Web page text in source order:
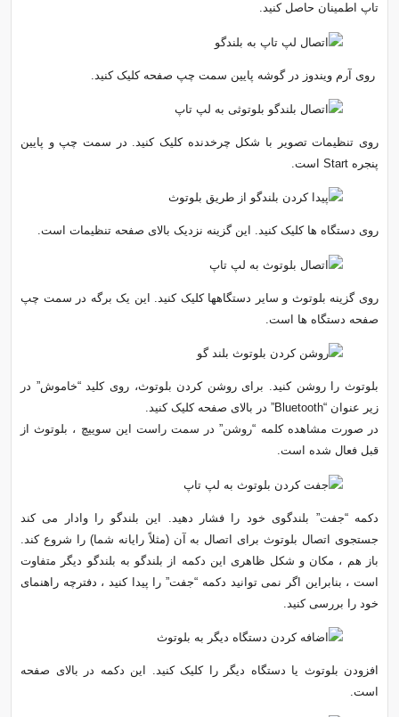
تاپ اطمینان حاصل کنید.
روی آرم ویندوز در گوشه پایین سمت چپ صفحه کلیک کنید.
روی تنظیمات تصویر با شکل چرخدنده کلیک کنید. در سمت چپ و پایین
پنجره Start است.
روی دستگاه ها کلیک کنید. این گزینه نزدیک بالای صفحه تنظیمات است.
روی گزینه بلوتوث و سایر دستگاهها کلیک کنید. این یک برگه در سمت چپ
صفحه دستگاه ها است.
بلوتوث را روشن کنید. برای روشن کردن بلوتوث، روی کلید “خاموش” در
زیر عنوان “Bluetooth” در بالای صفحه کلیک کنید.
در صورت مشاهده کلمه “روشن” در سمت راست این سوییچ ، بلوتوث از
قبل فعال شده است.
دکمه “جفت” بلندگوی خود را فشار دهید. این بلندگو را وادار می کند
جستجوی اتصال بلوتوث برای اتصال به آن (مثلاً رایانه شما) را شروع کند.
باز هم ، مکان و شکل ظاهری این دکمه از بلندگو به بلندگو دیگر متفاوت
است ، بنابراین اگر نمی توانید دکمه “جفت” را پیدا کنید ، دفترچه راهنمای
خود را بررسی کنید.
افزودن بلوتوث یا دستگاه دیگر را کلیک کنید. این دکمه در بالای صفحه
است.